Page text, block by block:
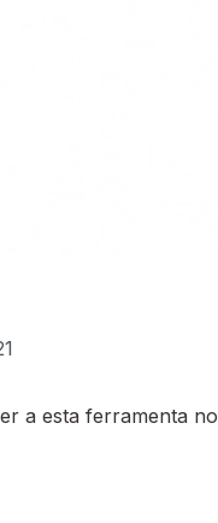
a esta ferramenta no